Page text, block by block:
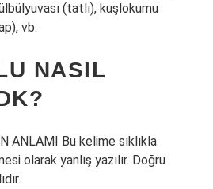
(tatlı), kuşlokumu
vb.
NASIL
ANLAMI Bu kelime sıklıkla
olarak yanlış yazılır. Doğru